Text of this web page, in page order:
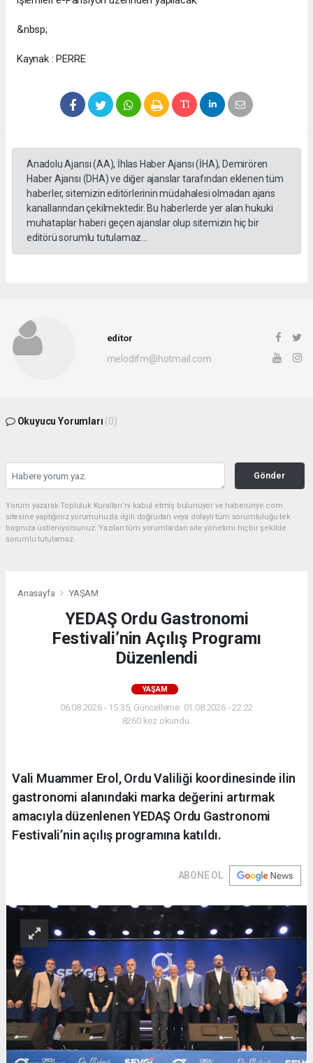
&nbsp;
Kaynak : PERRE
Anadolu Ajansı (AA), İhlas Haber Ajansı (İHA), Demirören
Haber Ajansı (DHA) ve diğer ajanslar tarafından eklenen tüm
haberler, sitemizin editörlerinin müdahalesi olmadan ajans
kanallarından çekilmektedir. Bu haberlerde yer alan hukuki
muhataplar haberi geçen ajanslar olup sitemizin hiç bir
editörü sorumlu tutulamaz...
editor
melodifm@hotmail.com
Okuyucu Yorumları (0)
Gönder
Yorum yazarak Topluluk Kuralları’nı kabul etmiş bulunuyor ve haberunye.com
sitesine yaptığınız yorumunuzla ilgili doğrudan veya dolaylı tüm sorumluluğu tek
başınıza üstleniyorsunuz. Yazılan tüm yorumlardan site yönetimi hiçbir şekilde
sorumlu tutulamaz.
Anasayfa YAŞAM
YEDAŞ Ordu Gastronomi
Festivali’nin Açılış Programı
Düzenlendi
YAŞAM
06.08.2026 - 15:35, Güncelleme: 01.08.2026 - 22:22
8260 kez okundu.
Vali Muammer Erol, Ordu Valiliği koordinesinde ilin
gastronomi alanındaki marka değerini artırmak
amacıyla düzenlenen YEDAŞ Ordu Gastronomi
Festivali’nin açılış programına katıldı.
ABONE OL